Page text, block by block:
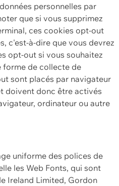
personnelles par
que si vous supprimez
ces cookies opt-out
c'est-à-dire que vous devrez
opt-out si vous souhaitez
forme de collecte de
sont placés par navigateur
doivent donc être activés
ordinateur ou autre
uniforme des polices de
les Web Fonts, qui sont
Ireland Limited, Gordon